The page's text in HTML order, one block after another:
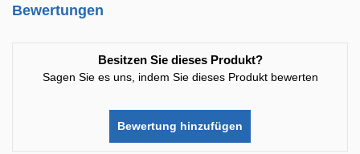
Bewertungen
Besitzen Sie dieses Produkt?
Sagen Sie es uns, indem Sie dieses Produkt bewerten
Bewertung hinzufügen